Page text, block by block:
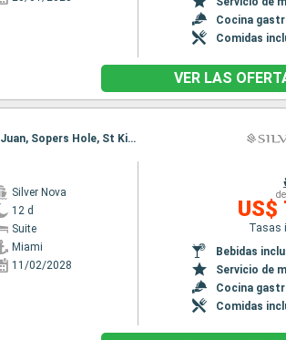
Cocina
Comidas
VER LAS
Itinerario : Miami, San Juan, Sopers Hole, St Kitts, Saint John's, Gustavia, Miami, San Juan, Sopers Hole, St Kitts, Saint John's, Gustavia, Saint John's, Miami
Silver Nova
12 d
Suite
Miami
11/02/2028
US$
Tasas
Bebidas
Servicio de
Cocina
Comidas